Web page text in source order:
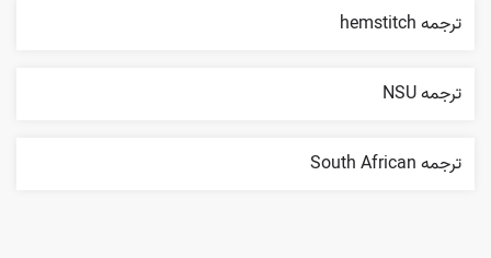
ترجمه hemstitch
ترجمه NSU
ترجمه South African